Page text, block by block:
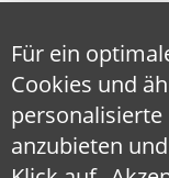
Für ein
Cookies und
personalisierte
anzubieten